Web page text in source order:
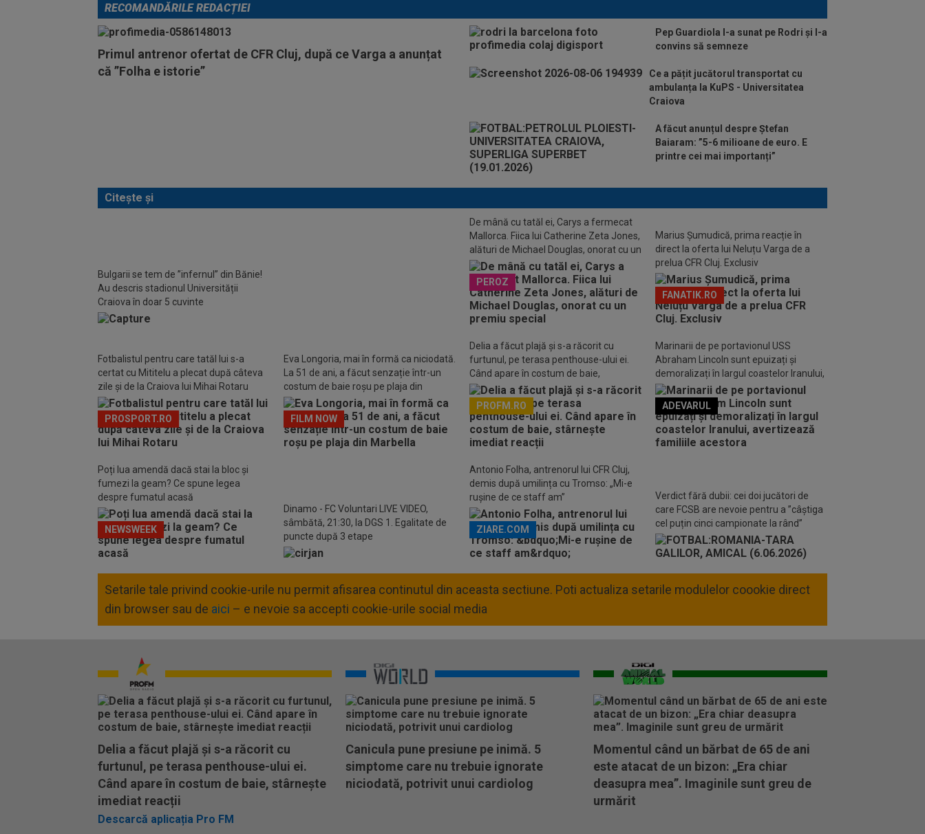
RECOMANDĂRILE REDACȚIEI
Primul antrenor ofertat de CFR Cluj, după ce Varga a anunțat
că ”Folha e istorie”
Pep Guardiola l-a sunat pe Rodri și l-a
convins să semneze
Ce a pățit jucătorul transportat cu
ambulanța la KuPS - Universitatea
Craiova
A făcut anunțul despre Ștefan
Baiaram: ”5-6 milioane de euro. E
printre cei mai importanți”
Citește și
Bulgarii se tem de ”infernul” din Bănie!
Au descris stadionul Universității
Craiova în doar 5 cuvinte
De mână cu tatăl ei, Carys a fermecat
Mallorca. Fiica lui Catherine Zeta Jones,
alături de Michael Douglas, onorat cu un
premiu special
PEROZ
Marius Șumudică, prima reacție în
direct la oferta lui Neluțu Varga de a
prelua CFR Cluj. Exclusiv
FANATIK.RO
Fotbalistul pentru care tatăl lui s-a
certat cu Mititelu a plecat după câteva
zile și de la Craiova lui Mihai Rotaru
PROSPORT.RO
Eva Longoria, mai în formă ca niciodată.
La 51 de ani, a făcut senzație într-un
costum de baie roșu pe plaja din
Marbella
FILM NOW
Delia a făcut plajă și s-a răcorit cu
furtunul, pe terasa penthouse-ului ei.
Când apare în costum de baie,
stârnește imediat reacții
PROFM.RO
Marinarii de pe portavionul USS
Abraham Lincoln sunt epuizați și
demoralizați în largul coastelor Iranului,
avertizează familiile acestora
ADEVARUL
Poți lua amendă dacă stai la bloc și
fumezi la geam? Ce spune legea
despre fumatul acasă
NEWSWEEK
Dinamo - FC Voluntari LIVE VIDEO,
sâmbătă, 21:30, la DGS 1. Egalitate de
puncte după 3 etape
Antonio Folha, antrenorul lui CFR Cluj,
demis după umilința cu Tromso: „Mi-e
rușine de ce staff am”
ZIARE.COM
Verdict fără dubii: cei doi jucători de
care FCSB are nevoie pentru a ”câștiga
cel puțin cinci campionate la rând”
Setarile tale privind cookie-urile nu permit afisarea continutul din aceasta sectiune. Poti actualiza setarile modulelor coookie direct
din browser sau de aici – e nevoie sa accepti cookie-urile social media
Delia a făcut plajă și s-a răcorit cu
furtunul, pe terasa penthouse-ului ei.
Când apare în costum de baie, stârnește
imediat reacții
Descarcă aplicația Pro FM
Canicula pune presiune pe inimă. 5
simptome care nu trebuie ignorate
niciodată, potrivit unui cardiolog
Momentul când un bărbat de 65 de ani
este atacat de un bizon: „Era chiar
deasupra mea”. Imaginile sunt greu de
urmărit